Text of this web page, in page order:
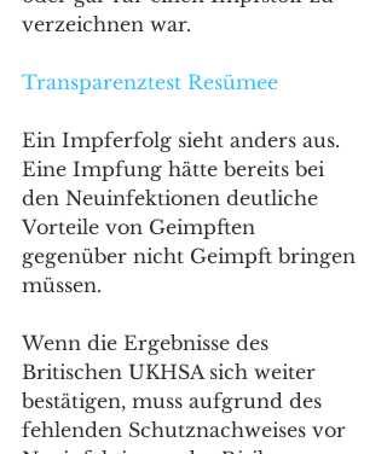
verzeichnen war.
Transparenztest Resümee
Ein Impferfolg sieht anders aus.
Eine Impfung hätte bereits bei
den Neuinfektionen deutliche
Vorteile von Geimpften
gegenüber nicht Geimpft bringen
müssen.
Wenn die Ergebnisse des
Britischen UKHSA sich weiter
bestätigen, muss aufgrund des
fehlenden Schutznachweises vor